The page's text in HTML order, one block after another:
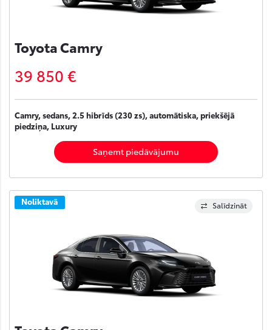
Toyota Camry
39 850 €
Camry, sedans, 2.5 hibrīds (230 zs), automātiska, priekšējā
piedziņa, Luxury
Saņemt piedāvājumu
Salīdzināt
Noliktavā